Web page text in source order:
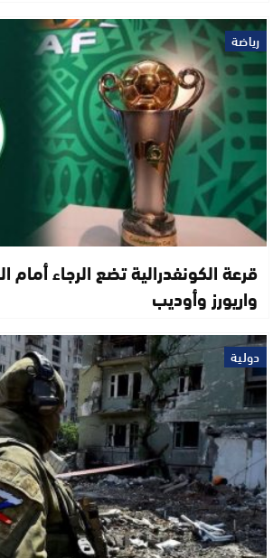
رياضة
قرعة الكونفدرالية تضع الرجاء أمام
واريورز وأوديب
دولية